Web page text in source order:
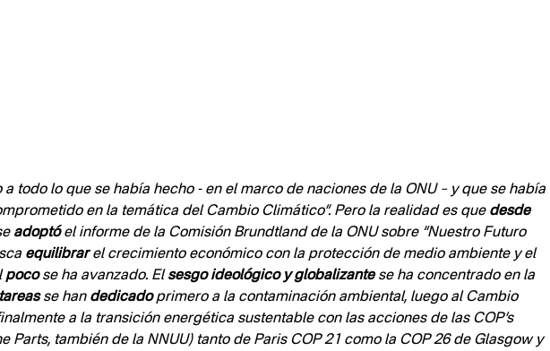
a todo lo que se había hecho - en el marco de naciones de la ONU – y que se había
en la temática del Cambio Climático”. Pero la realidad es que desde
adoptó el informe de la Comisión Brundtland de la ONU sobre “Nuestro Futuro
equilibrar el crecimiento económico con la protección de medio ambiente y el
poco se ha avanzado. El sesgo ideológico y globalizante se ha concentrado en la
tareas se han dedicado primero a la contaminación ambiental, luego al Cambio
a la transición energética sustentable con las acciones de las COP’s
Parts, también de la NNUU) tanto de Paris COP 21 como la COP 26 de Glasgow y